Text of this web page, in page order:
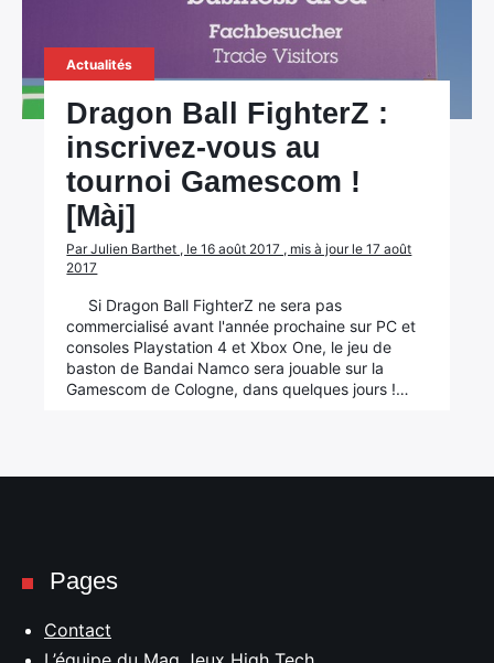
Actualités
Dragon Ball FighterZ :
inscrivez-vous au
tournoi Gamescom !
[Màj]
Par Julien Barthet , le 16 août 2017 , mis à jour le 17 août
2017
Si Dragon Ball FighterZ ne sera pas
commercialisé avant l'année prochaine sur PC et
consoles Playstation 4 et Xbox One, le jeu de
baston de Bandai Namco sera jouable sur la
Gamescom de Cologne, dans quelques jours !…
Pages
Contact